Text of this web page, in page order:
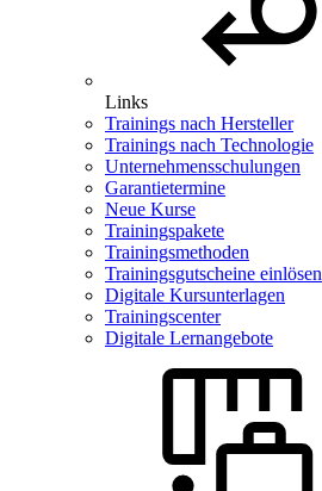
Links
Trainings nach Hersteller
Trainings nach Technologie
Unternehmensschulungen
Garantietermine
Neue Kurse
Trainingspakete
Trainingsmethoden
Trainingsgutscheine einlösen
Digitale Kursunterlagen
Trainingscenter
Digitale Lernangebote